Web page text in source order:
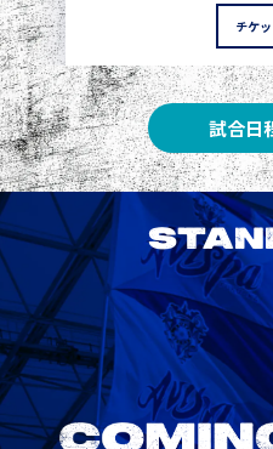
チケ
試合日